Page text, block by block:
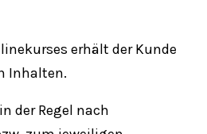
erhält der Kunde
Inhalten.
der Regel nach